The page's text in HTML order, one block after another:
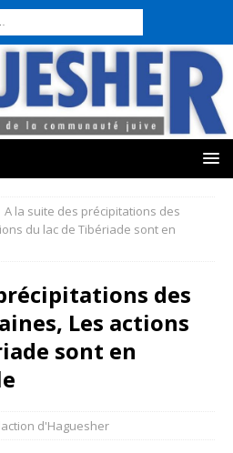
numara istanbul escort bayanlar
numaralar"
telefonda seks numara sıcak sex
hatları sohbet numaraları
ucuz
A la suite des précipitations des
du lac de Tibériade sont en
des
Les actions
sont en
d'Haguesher